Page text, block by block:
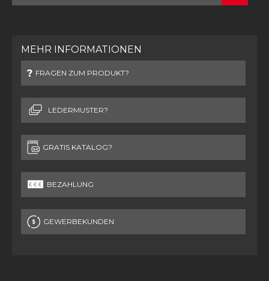
MEHR INFORMATIONEN
FRAGEN ZUM PRODUKT?
LEDERMUSTER?
GRATIS KATALOG?
BEZAHLUNG
GEWERBEKUNDEN